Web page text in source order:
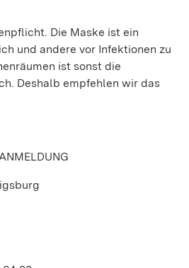
Die Maske ist ein
und andere vor Infektionen zu
ist sonst die
Deshalb empfehlen wir das